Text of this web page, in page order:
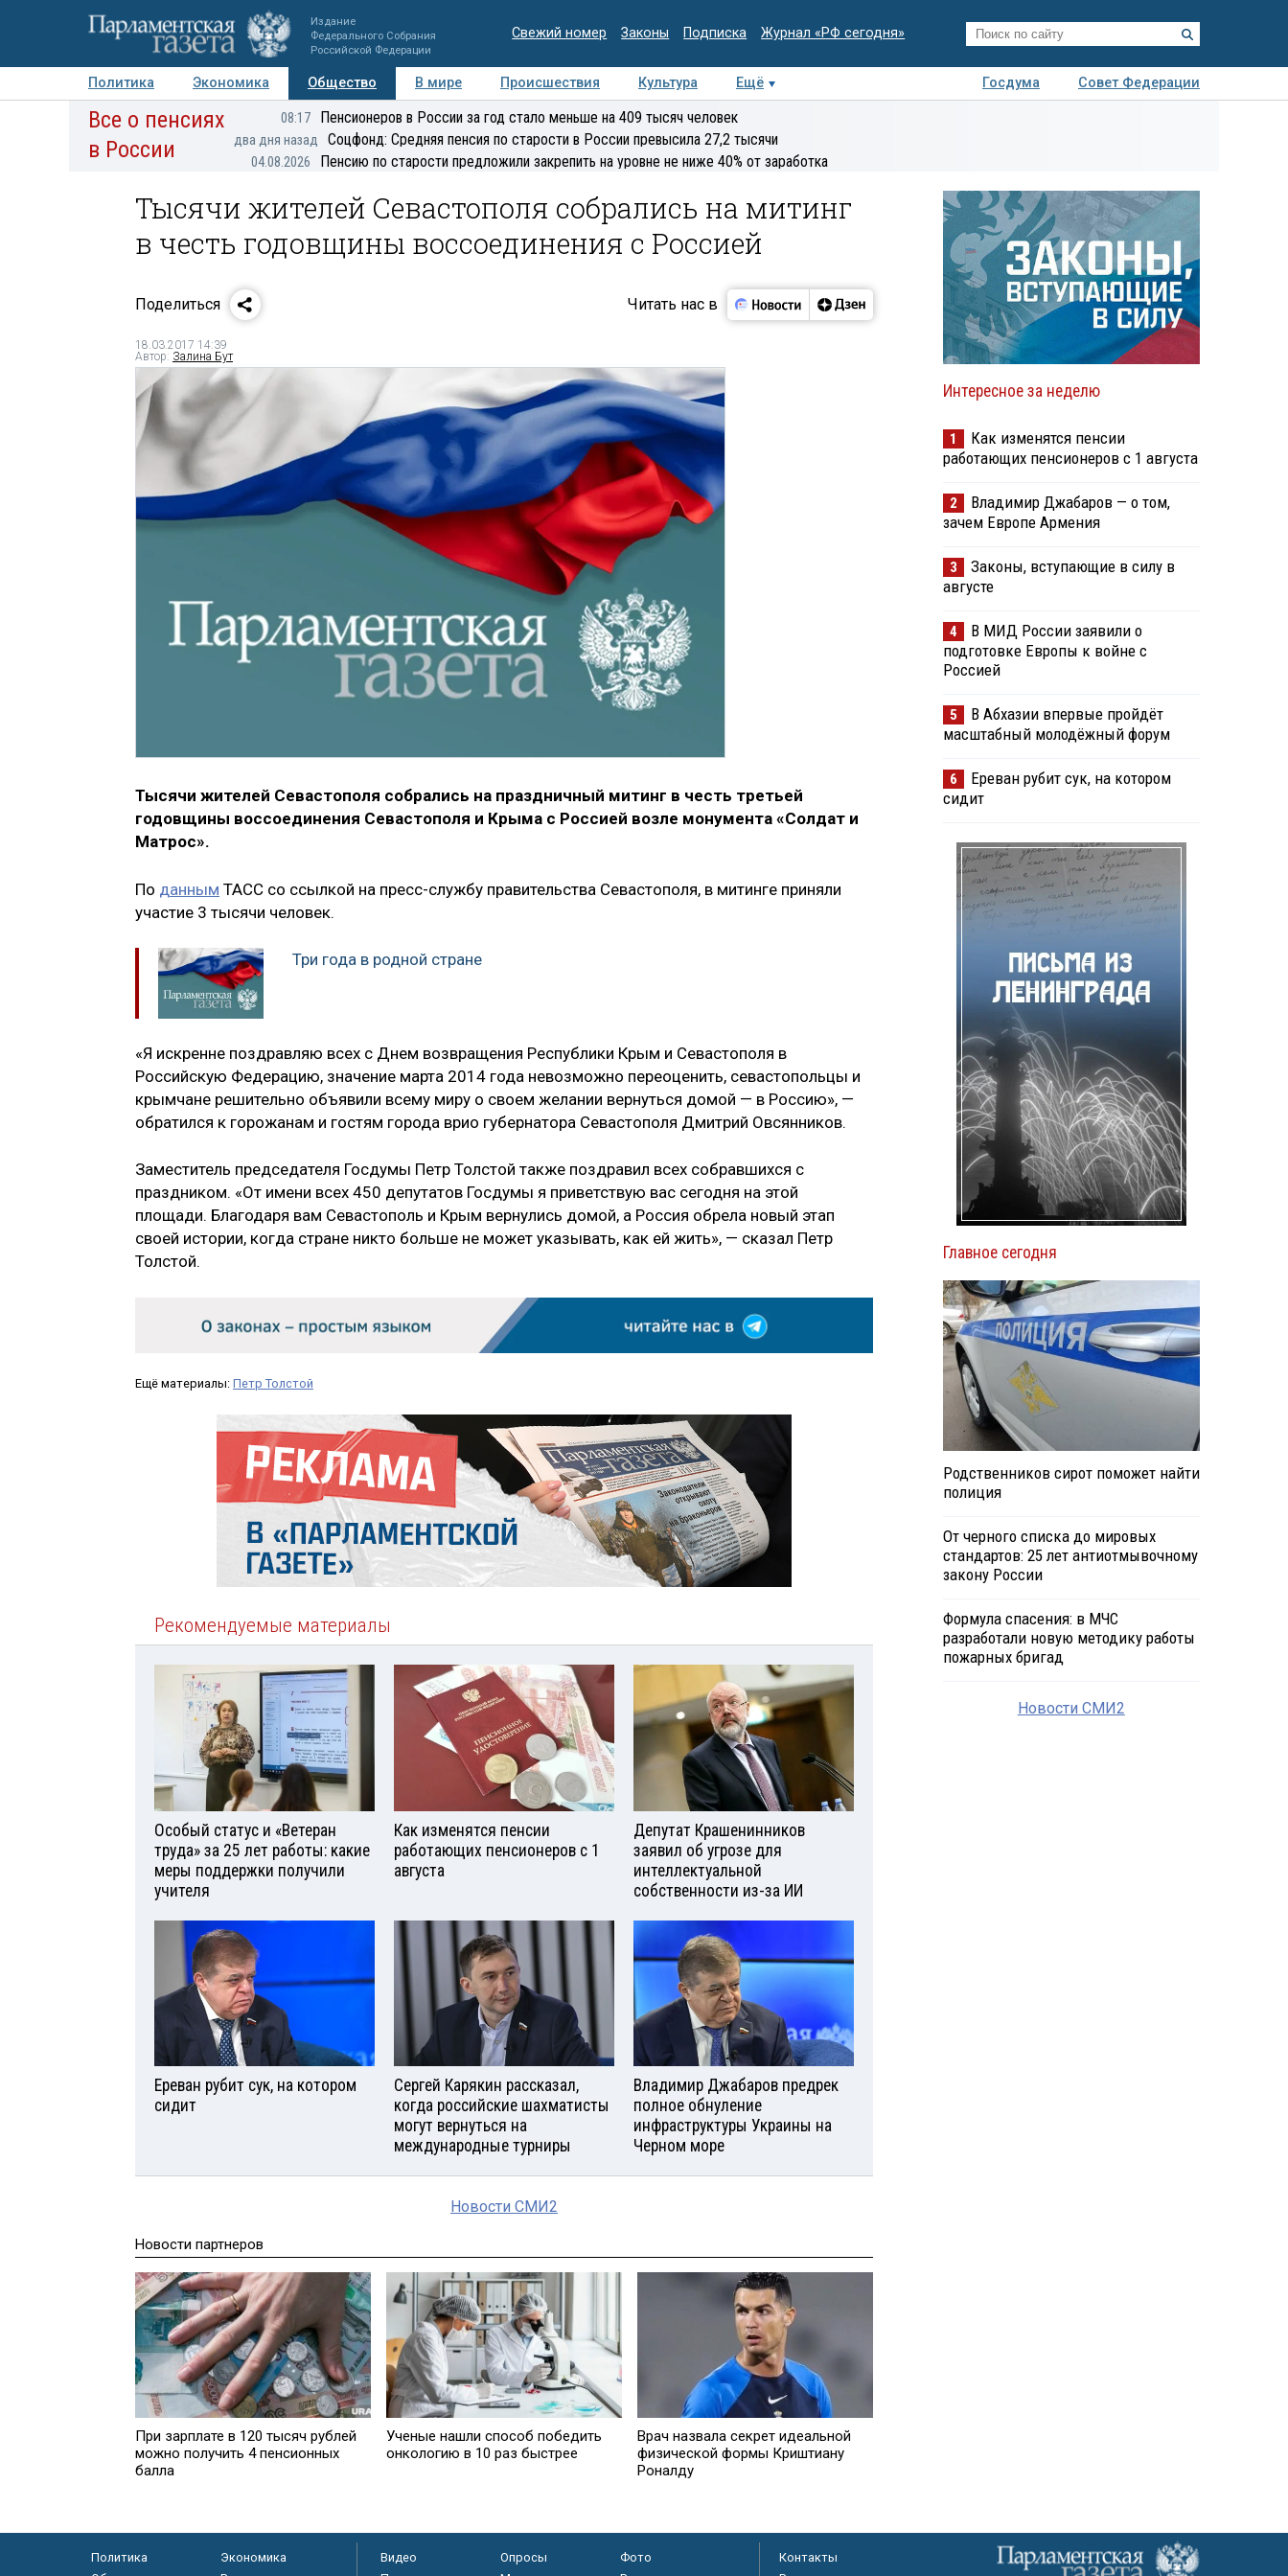
Издание
Федерального Собрания
Российской Федерации
Свежий номер Законы Подписка Журнал «РФ сегодня»
Политика Экономика Общество В мире Происшествия Культура Ещё Госдума
Совет Федерации
Авторы Персоны Мнения Регионы Медиацентр Интервью Колумнисты
Все о пенсиях
в России
08:17 Пенсионеров в России за год стало меньше на 409 тысяч человек
два дня назад Соцфонд: Средняя пенсия по старости в России превысила 27,2 тысячи
04.08.2026 Пенсию по старости предложили закрепить на уровне не ниже 40% от заработка
Тысячи жителей Севастополя собрались на митинг
в честь годовщины воссоединения с Россией
Поделиться Читать нас в
18.03.2017 14:39
Автор: Залина Бут
Тысячи жителей Севастополя собрались на праздничный митинг в честь третьей
годовщины воссоединения Севастополя и Крыма с Россией возле монумента «Солдат и
Матрос».
По данным ТАСС со ссылкой на пресс-службу правительства Севастополя, в митинге приняли
участие 3 тысячи человек.
Три года в родной стране
«Я искренне поздравляю всех с Днем возвращения Республики Крым и Севастополя в
Российскую Федерацию, значение марта 2014 года невозможно переоценить, севастопольцы и
крымчане решительно объявили всему миру о своем желании вернуться домой — в Россию», —
обратился к горожанам и гостям города врио губернатора Севастополя Дмитрий Овсянников.
Заместитель председателя Госдумы Петр Толстой также поздравил всех собравшихся с
праздником. «От имени всех 450 депутатов Госдумы я приветствую вас сегодня на этой
площади. Благодаря вам Севастополь и Крым вернулись домой, а Россия обрела новый этап
своей истории, когда стране никто больше не может указывать, как ей жить», — сказал Петр
Толстой.
Ещё материалы: Петр Толстой
Рекомендуемые материалы
Особый статус и «Ветеран
труда» за 25 лет работы: какие
меры поддержки получили
учителя
Как изменятся пенсии
работающих пенсионеров с 1
августа
Депутат Крашенинников
заявил об угрозе для
интеллектуальной
собственности из-за ИИ
Ереван рубит сук, на котором
сидит
Сергей Карякин рассказал,
когда российские шахматисты
могут вернуться на
международные турниры
Владимир Джабаров предрек
полное обнуление
инфраструктуры Украины на
Черном море
Новости СМИ2
Новости партнеров
При зарплате в 120 тысяч рублей
можно получить 4 пенсионных
балла
Ученые нашли способ победить
онкологию в 10 раз быстрее
Врач назвала секрет идеальной
физической формы Криштиану
Роналду
Интересное за неделю
1
Как изменятся пенсии
работающих пенсионеров с 1 августа
2
Владимир Джабаров — о том,
зачем Европе Армения
3
Законы, вступающие в силу в
августе
4
В МИД России заявили о
подготовке Европы к войне с
Россией
5
В Абхазии впервые пройдёт
масштабный молодёжный форум
6
Ереван рубит сук, на котором
сидит
Главное сегодня
Родственников сирот поможет найти
полиция
От черного списка до мировых
стандартов: 25 лет антиотмывочному
закону России
Формула спасения: в МЧС
разработали новую методику работы
пожарных бригад
Новости СМИ2
Политика
Экономика
Видео Опросы
Фото
Контакты